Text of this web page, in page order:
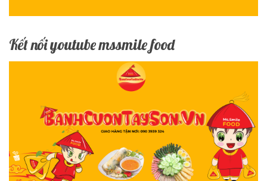
Kết nối youtube mssmile food